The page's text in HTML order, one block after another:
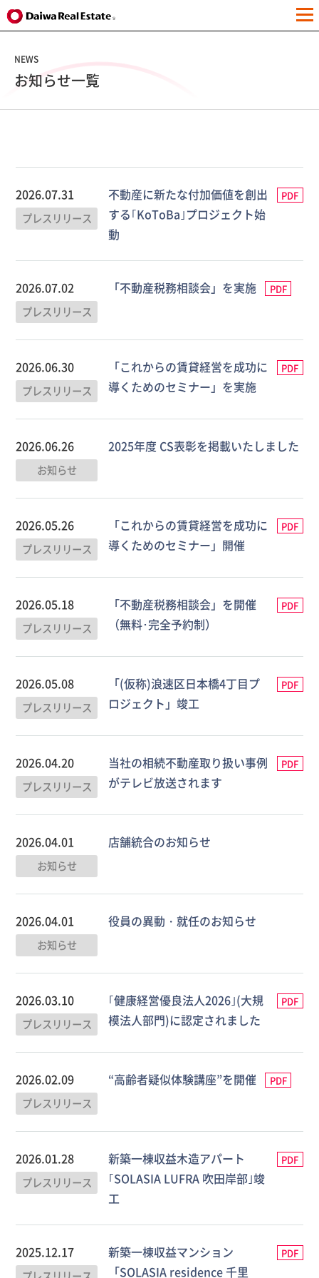
NEWS
お知らせ一覧
2026.07.31
プレスリリース
不動産に新たな付加価値を創出
する｢KoToBa｣プロジェクト始
動
PDF
2026.07.02
プレスリリース
「不動産税務相談会」を実施 PDF
2026.06.30
プレスリリース
「これからの賃貸経営を成功に
導くためのセミナー」を実施
PDF
2026.06.26
お知らせ
2025年度 CS表彰を掲載いたしました
2026.05.26
プレスリリース
「これからの賃貸経営を成功に
導くためのセミナー」開催
PDF
2026.05.18
プレスリリース
「不動産税務相談会」を開催
（無料･完全予約制）
PDF
2026.05.08
プレスリリース
「(仮称)浪速区日本橋4丁目プ
ロジェクト」竣工
PDF
2026.04.20
プレスリリース
当社の相続不動産取り扱い事例
がテレビ放送されます
PDF
2026.04.01
お知らせ
店舗統合のお知らせ
2026.04.01
お知らせ
役員の異動・就任のお知らせ
2026.03.10
プレスリリース
｢健康経営優良法人2026｣(大規
模法人部門)に認定されました
PDF
2026.02.09
プレスリリース
“高齢者疑似体験講座”を開催 PDF
2026.01.28
プレスリリース
新築一棟収益木造アパート
｢SOLASIA LUFRA 吹田岸部｣竣
工
PDF
2025.12.17
新築一棟収益マンション
「SOLASIA residence 千里
PDF